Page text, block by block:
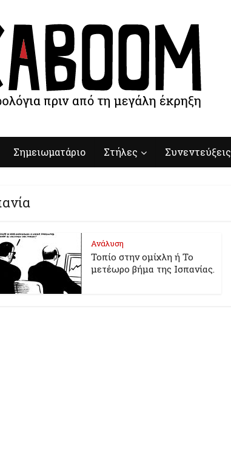
Σημειωματάριο Στήλες Συνεντεύξεις
Ανάλυση
Τοπίο στην ομίχλη ή Το
μετέωρο βήμα της Ισπανίας.